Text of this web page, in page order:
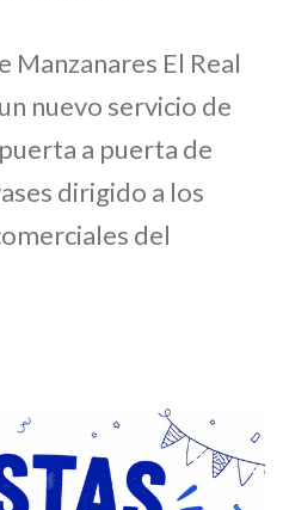
Manzanares El Real
nuevo servicio de
a puerta de
dirigido a los
del